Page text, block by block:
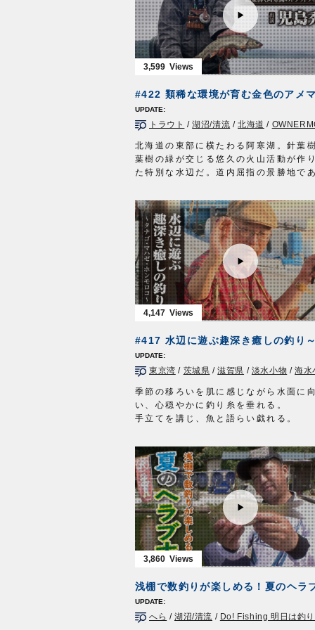
オーナーばりwebsite
http://www.owner.co.jp
ルアーパラダイス九州オンライン
http://lurepara.tsuribito.co.jp/
新製品ツインサポート船ヒラメの使い
渋い状況での釣り方を白井さんが徹底
イワシに負担をかけず元気に泳がせる
サポートフックが、最後にドラマを巻
します。
ぜひご覧ください。
ツインサポート船ヒラメ
ツインサポートフック
■取材協力…茨城県鹿島/長岡丸様
OWNERMOVIE
http://ownertv.jp/
オーナーばりwebsite
http://www.owner.co.jp
3,599
トラウト /湖沼/清流 /北海道 / OWNERMOVIE
北海道の東部に横たわる阿寒湖。針葉
葉樹の緑が交じる悠久の火山活動が作
た特別な水辺だ。道内屈指の景勝地で
として全国に名を馳せる。人気の理由
に染まるアメマスの存在。カルデラ湖
な環境が育んだ気高き魚を求めて湖に
むのは、札幌を拠点に活動するフィッ
ガイド児島秀明さん。
この時期、阿寒に滞在しガイドに明け
湖のスペシャリストだが、今年は初挑
全国からゲストを迎える前にフィール
ンディションを把握しておきたい。
胸高鳴る釣りの舞台が、ようやく幕を
タックル
ロッド：トラウトロッド L 5ft10in
リール：3500番 XG スピニングリー
メインライン：PE 0.7号
リーダー：ナイロン 12lb
スナップ： 耐力スナップ
#00
放送日 2020年7月12日
OWNERMOVIEhttp://ownertv.jp/
オーナーばりwebsite
http://www.owner.co.jp
4,147
東京湾 / 茨城県 /滋賀県 / 淡水小物 /海水
季節の移ろいを肌に感じながら水面に
い、心穏やかに釣り糸を垂れる。
手立てを講じ、魚と語らい戯れる。
する太公望に…
今一度、伝統に彩られた風情溢れる癒
りをお届けする。
タックル（タナゴ）
竿：タナゴ竿 8寸節 10本継（4本継で
道糸：ナイロン 1.25号
ハリス：たなごハリス 紅葉
目印：たなご小丸目印
ハリ：魅玄タナゴ／三腰（鈎先加工）
タックル（干潟マハゼ）
道糸：1～1.2号
ハリス：フロロ 0.6号?0.8号
オモリ：遊動 1.5号
3,860
浅棚で数釣りが楽しめる！夏のヘラ
へら /湖沼/清流 / Do! Fishing 明日は釣